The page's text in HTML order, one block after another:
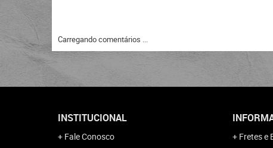
Carregando comentários ...
INSTITUCIONAL
Fale Conosco
Fretes e